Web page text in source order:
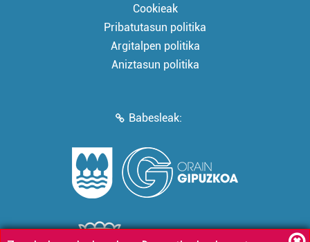
Cookieak
Pribatutasun politika
Argitalpen politika
Aniztasun politika
Babesleak: